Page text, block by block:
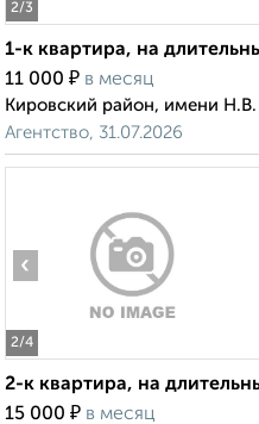
2/3
1-к квартира, на
11 000 ₽ в месяц
Кировский район, имени Н.В.
Агентство, 31.07.2026
2/4
‹
2-к квартира, на
15 000 ₽ в месяц